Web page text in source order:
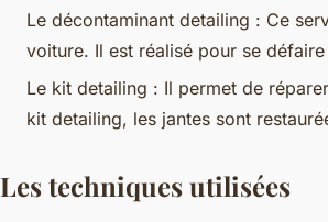
Le décontaminant detailing : Ce
voiture. Il est réalisé pour se
Le kit detailing : Il permet de
kit detailing, les jantes sont
Les techniques utilisées